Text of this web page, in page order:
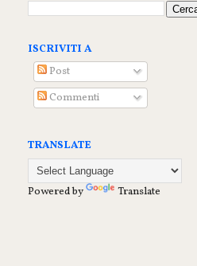
ISCRIVITI A
Post
Commenti
TRANSLATE
Powered by Translate